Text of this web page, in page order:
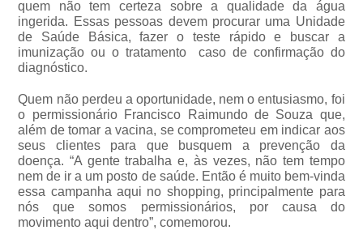
quem não tem certeza sobre a qualidade da água
ingerida. Essas pessoas devem procurar uma Unidade
de Saúde Básica, fazer o teste rápido e buscar a
imunização ou o tratamento caso de confirmação do
diagnóstico.
Quem não perdeu a oportunidade, nem o entusiasmo, foi
o permissionário Francisco Raimundo de Souza que,
além de tomar a vacina, se comprometeu em indicar aos
seus clientes para que busquem a prevenção da
doença. “A gente trabalha e, às vezes, não tem tempo
nem de ir a um posto de saúde. Então é muito bem-vinda
essa campanha aqui no shopping, principalmente para
nós que somos permissionários, por causa do
movimento aqui dentro”, comemorou.